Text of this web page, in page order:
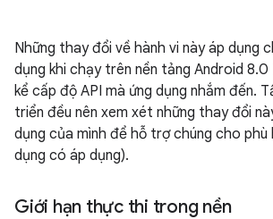
Những thay đổi về hành vi này áp dụng
dụng khi chạy trên nền tảng Android
kể cấp độ API mà ứng dụng nhắm đến.
triển đều nên xem xét những thay đổi
dụng của mình để hỗ trợ chúng cho phù
dụng có áp dụng).
Giới hạn thực thi trong nền